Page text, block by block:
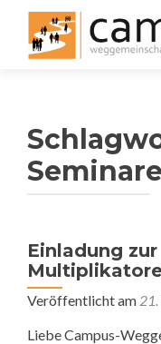
Seminare
Einladung zur
Veröffentlicht am
Liebe Campus-